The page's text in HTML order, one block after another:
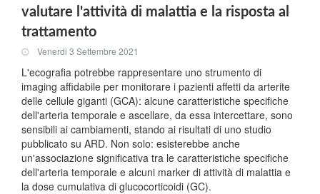
valutare l'attività di malattia e la risposta al
trattamento
Venerdi 3 Settembre 2021
L'ecografia potrebbe rappresentare uno strumento di
imaging affidabile per monitorare i pazienti affetti da arterite
delle cellule giganti (GCA): alcune caratteristiche specifiche
dell'arteria temporale e ascellare, da essa intercettare, sono
sensibili ai cambiamenti, stando ai risultati di uno studio
pubblicato su ARD. Non solo: esisterebbe anche
un'associazione significativa tra le caratteristiche specifiche
dell'arteria temporale e alcuni marker di attività di malattia e
la dose cumulativa di glucocorticoidi (GC).